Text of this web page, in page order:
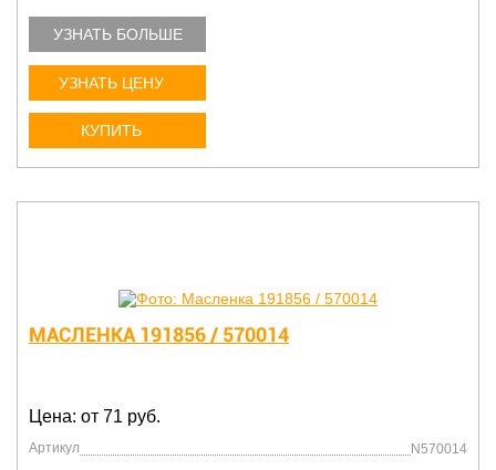
УЗНАТЬ БОЛЬШЕ
УЗНАТЬ ЦЕНУ
КУПИТЬ
МАСЛЕНКА 191856 / 570014
Цена: от 71 руб.
Артикул N570014